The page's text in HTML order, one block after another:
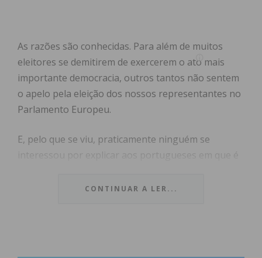
As razões são conhecidas. Para além de muitos
eleitores se demitirem de exercerem o ato mais
importante democracia, outros tantos não sentem
o apelo pela eleição dos nossos representantes no
Parlamento Europeu.
E, pelo que se viu, praticamente ninguém se
interessou por explicar aos portugueses em que é
pessoal e coletiva. Para já não falar que o resultado
CONTINUAR A LER...